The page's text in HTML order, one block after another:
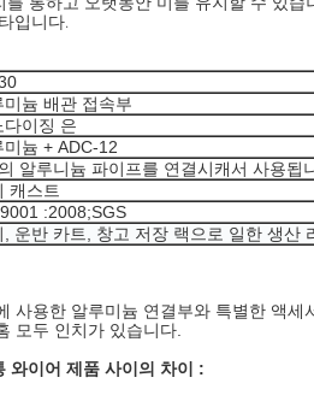
입니다.
미늄 배관 접속부
다이징 은
미늄 + ADC-12
알루니늄 파이프를 연결시캐서 사용됩
캐스트
:2008;SGS
, 운반 카트, 창고 저장 랙으로 일한 생산
사용한 알루미늄 연결부와 특별한 액
모두 인치가 있습니다.
와이어 제품 사이의 차이 :